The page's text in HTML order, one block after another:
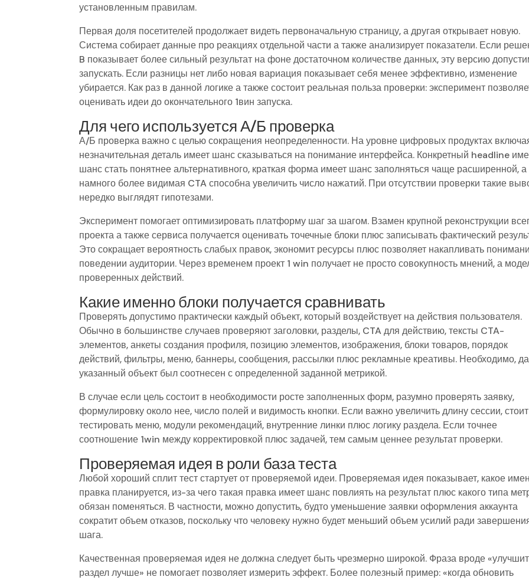
установленным правилам.
Первая доля посетителей продолжает видеть первоначальную страницу, а другая открывает новую.
Система собирает данные про реакциях отдельной части а также анализирует показатели. Если
B показывает более сильный результат на фоне достаточном количестве данных, эту версию
запускать. Если разницы нет либо новая вариация показывает себя менее эффективно, изменение
убирается. Как раз в данной логике а также состоит реальная польза проверки: эксперимент
оценивать идеи до окончательного 1вин запуска.
Для чего используется А/Б проверка
А/Б проверка важно с целью сокращения неопределенности. На уровне цифровых продуктах
незначительная деталь имеет шанс сказываться на понимание интерфейса. Конкретный headline
шанс стать понятнее альтернативного, краткая форма имеет шанс заполняться чаще расширенной, а
намного более видимая CTA способна увеличить число нажатий. При отсутствии проверки такие
нередко выглядят гипотезами.
Эксперимент помогает оптимизировать платформу шаг за шагом. Взамен крупной реконструкции
проекта а также сервиса получается оценивать точечные блоки плюс записывать фактический
Это сокращает вероятность слабых правок, экономит ресурсы плюс позволяет накапливать
поведении аудитории. Через временем проект 1 win получает не просто совокупность мнений, а
проверенных действий.
Какие именно блоки получается сравнивать
Проверять допустимо практически каждый объект, который воздействует на действия пользователя.
Обычно в большинстве случаев проверяют заголовки, разделы, CTA для действию, тексты CTA-
элементов, анкеты создания профиля, позицию элементов, изображения, блоки товаров, порядок
действий, фильтры, меню, баннеры, сообщения, рассылки плюс рекламные креативы. Необходимо,
указанный объект был соотнесен с определенной заданной метрикой.
В случае если цель состоит в необходимости росте заполненных форм, разумно проверять заявку,
формулировку около нее, число полей и видимость кнопки. Если важно увеличить длину сессии, стоит
тестировать меню, модули рекомендаций, внутренние линки плюс логику раздела. Если точнее
соотношение 1win между корректировкой плюс задачей, тем самым ценнее результат проверки.
Проверяемая идея в роли база теста
Любой хороший сплит тест стартует от проверяемой идеи. Проверяемая идея показывает, какое
правка планируется, из-за чего такая правка имеет шанс повлиять на результат плюс какого типа
обязан поменяться. В частности, можно допустить, будто уменьшение заявки оформления аккаунта
сократит объем отказов, поскольку что человеку нужно будет меньший объем усилий ради
шага.
Качественная проверяемая идея не должна следует быть чрезмерно широкой. Фраза вроде
раздел лучше» не помогает позволяет измерить эффект. Более полезный пример: «когда обновить